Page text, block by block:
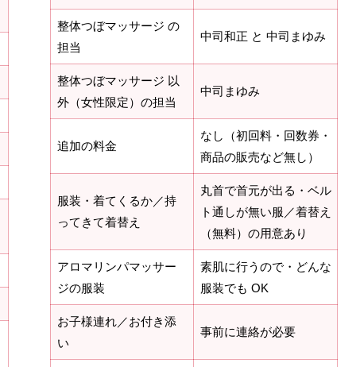
整体つぼマッサージ の
担当
中司和正 と 中司まゆみ
整体つぼマッサージ 以
外（女性限定）の担当
中司まゆみ
追加の料金
なし（初回料・回数券・
商品の販売など無し）
服装・着てくるか／持
ってきて着替え
丸首で首元が出る・ベル
ト通しが無い服／着替え
（無料）の用意あり
アロマリンパマッサー
ジの服装
素肌に行うので・どんな
服装でも OK
お子様連れ／お付き添
い
事前に連絡が必要